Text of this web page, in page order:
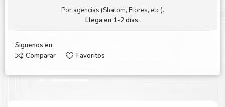
Por agencias (Shalom, Flores, etc.).
Llega en 1-2 días.
Siguenos en:
Comparar
Favoritos